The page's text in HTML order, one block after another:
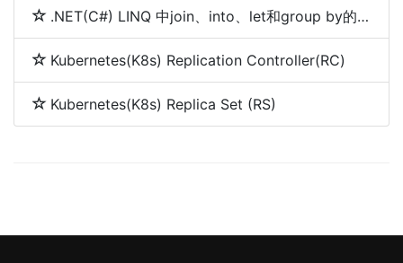
.NET(C#) LINQ 中join、into、let和group by的使用
Kubernetes(K8s) Replication Controller(RC)
Kubernetes(K8s) Replica Set (RS)